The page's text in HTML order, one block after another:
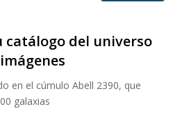
catálogo del universo
en el cúmulo Abell 2390, que
galaxias